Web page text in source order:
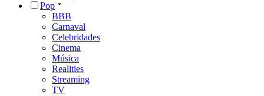
Pop
BBB
Carnaval
Celebridades
Cinema
Música
Realities
Streaming
TV